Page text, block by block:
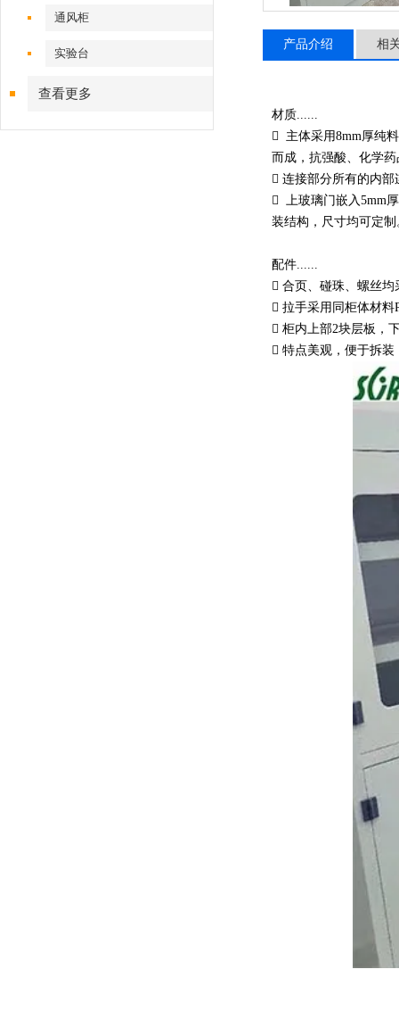
通风柜
实验台
查看更多
产品介绍 相
材质......
 主体采用8mm厚纯
而成，抗强酸、化学
 连接部分所有的内
 上玻璃门嵌入5mm
装结构，尺寸均可定制
配件......
 合页、碰珠、螺丝均
 拉手采用同柜体材料
 柜内上部2块层板，
 特点美观，便于拆